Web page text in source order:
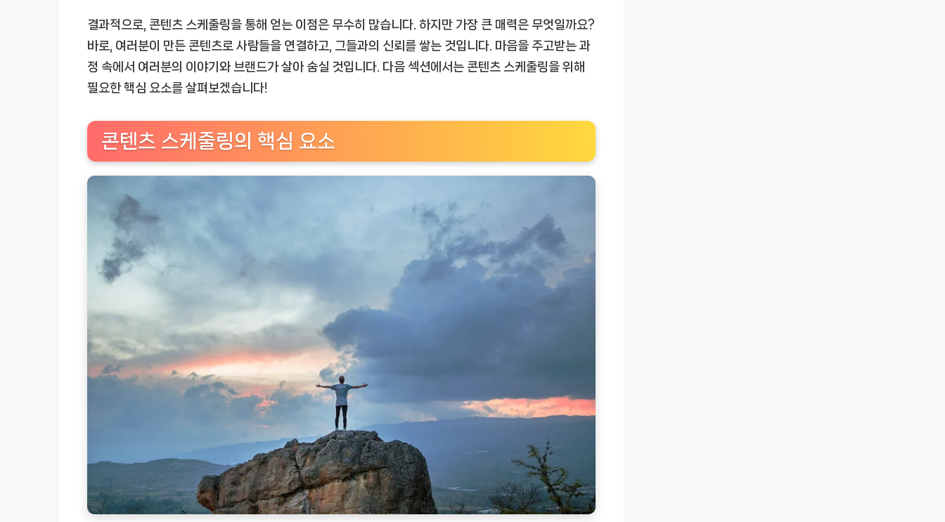
결과적으로, 콘텐츠 스케줄링을 통해 얻는 이점은 무수히 많습니다. 하지만 가장 큰 매력은 무엇일까요?
바로, 여러분이 만든 콘텐츠로 사람들을 연결하고, 그들과의 신뢰를 쌓는 것입니다. 마음을 주고받는 과
정 속에서 여러분의 이야기와 브랜드가 살아 숨실 것입니다. 다음 섹션에서는 콘텐츠 스케줄링을 위해
필요한 핵심 요소를 살펴보겠습니다!
콘텐츠 스케줄링의 핵심 요소